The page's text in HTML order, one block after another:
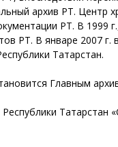
архив РТ. Центр
РТ. В 1999
РТ. В январе 2007
Татарстан.
Главным